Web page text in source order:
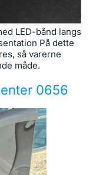
LED-bånd langs
På dette
så varerne
måde.
0656